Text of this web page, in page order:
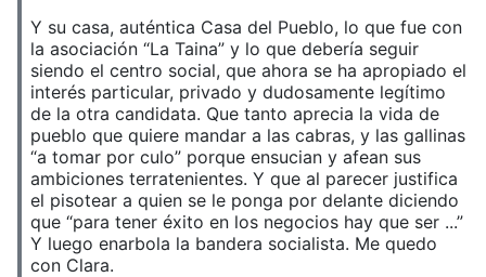
Y su casa, auténtica Casa del Pueblo, lo que fue con
la asociación “La Taina” y lo que debería seguir
siendo el centro social, que ahora se ha apropiado el
interés particular, privado y dudosamente legítimo
de la otra candidata. Que tanto aprecia la vida de
pueblo que quiere mandar a las cabras, y las gallinas
“a tomar por culo” porque ensucian y afean sus
ambiciones terratenientes. Y que al parecer justifica
el pisotear a quien se le ponga por delante diciendo
que “para tener éxito en los negocios hay que ser ...”
Y luego enarbola la bandera socialista. Me quedo
con Clara.